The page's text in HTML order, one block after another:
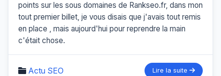
points sur les sous domaines de Rankseo.fr, dans mon
tout premier billet, je vous disais que j'avais tout remis
en place , mais aujourd'hui pour reprendre la main
c'était chose.
Actu SEO Lire la suite